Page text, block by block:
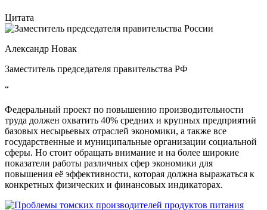
Цитата
Александр Новак
Заместитель председателя правительства РФ
“
Федеральный проект по повышению производительности
труда должен охватить 40% средних и крупных предприятий
базовых несырьевых отраслей экономики, а также все
государственные и муниципальные организации социальной
сферы. Но стоит обращать внимание и на более широкие
показатели работы различных сфер экономики для
повышения её эффективности, которая должна выражаться к
конкретных физических и финансовых индикаторах.